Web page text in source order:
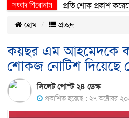
সংবাদ শিরোনাম
নিহতদের প্রতি শোক প্রকাশ করেছেন
হোম
প্রচ্ছদ
কয়ছর এম আহমেদকে
শোকজ নোটিশ দিয়েছে
সিলেট পোস্ট ২৪ ডেস্ক
প্রকাশিত হয়েছে : ২৭ অক্টোবর